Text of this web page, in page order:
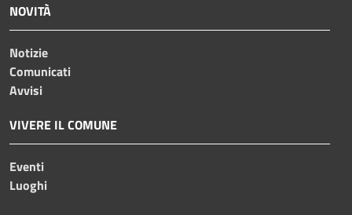
NOVITÀ
Notizie
Comunicati
Avvisi
VIVERE IL COMUNE
Eventi
Luoghi